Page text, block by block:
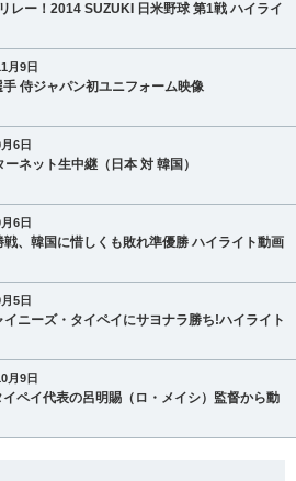
レー！2014 SUZUKI 日米野球 第1戦 ハイライ
月9日
侍ジャパン初ユニフォーム映像
6日
ネット生中継（日本 対 韓国）
6日
、韓国に惜しくも敗れ準優勝 ハイライト動画
5日
ニーズ・タイペイにサヨナラ勝ち!ハイライト
月9日
ペイ代表の呂明賜（ロ・メイシ）監督から動